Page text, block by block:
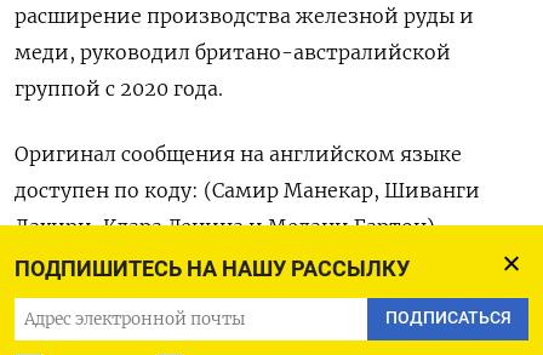
ПОДПИШИТЕСЬ НА НАШУ РАССЫЛКУ
ПОДПИСАТЬСЯ
расширение производства железной руды и
меди, руководил британо-австралийской
группой с 2020 года.
Оригинал сообщения на английском языке
доступен по коду: (Самир Манекар, Шиванги
Лахири, Клара Денина и Мелани Бартон)
ПОДПИСАТЬСЯ НА ТЕЛЕГРАМ